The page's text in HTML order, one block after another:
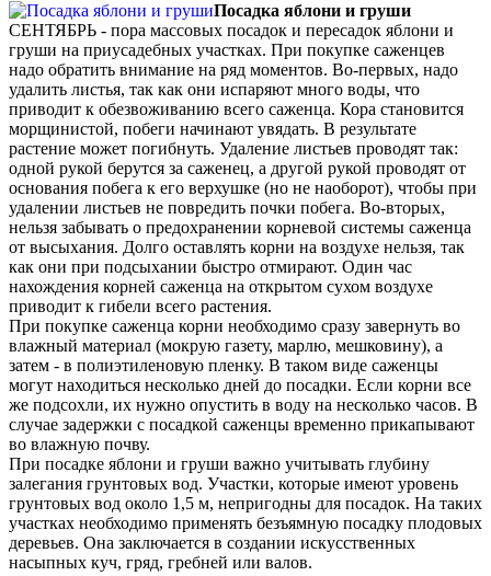
Посадка яблони и груши
СЕНТЯБРЬ - пора массовых посадок и пересадок яблони и
груши на приусадебных участках. При покупке саженцев
надо обратить внимание на ряд моментов. Во-первых, надо
удалить листья, так как они испаряют много воды, что
приводит к обезвоживанию всего саженца. Кора становится
морщинистой, побеги начинают увядать. В результате
растение может погибнуть. Удаление листьев проводят так:
одной рукой берутся за саженец, а другой рукой проводят от
основания побега к его верхушке (но не наоборот), чтобы при
удалении листьев не повредить почки побега. Во-вторых,
нельзя забывать о предохранении корневой системы саженца
от высыхания. Долго оставлять корни на воздухе нельзя, так
как они при подсыхании быстро отмирают. Один час
нахождения корней саженца на открытом сухом воздухе
приводит к гибели всего растения.
При покупке саженца корни необходимо сразу завернуть во
влажный материал (мокрую газету, марлю, мешковину), а
затем - в полиэтиленовую пленку. В таком виде саженцы
могут находиться несколько дней до посадки. Если корни все
же подсохли, их нужно опустить в воду на несколько часов. В
случае задержки с посадкой саженцы временно прикапывают
во влажную почву.
При посадке яблони и груши важно учитывать глубину
залегания грунтовых вод. Участки, которые имеют уровень
грунтовых вод около 1,5 м, непригодны для посадок. На таких
участках необходимо применять безъямную посадку плодовых
деревьев. Она заключается в создании искусственных
насыпных куч, гряд, гребней или валов.